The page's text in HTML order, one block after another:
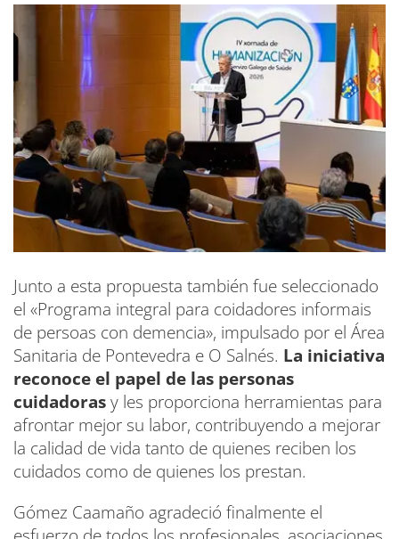
Junto a esta propuesta también fue seleccionado
el «Programa integral para coidadores informais
de persoas con demencia», impulsado por el Área
Sanitaria de Pontevedra e O Salnés. La iniciativa
reconoce el papel de las personas
cuidadorasy les proporciona herramientas para
afrontar mejor su labor, contribuyendo a mejorar
la calidad de vida tanto de quienes reciben los
cuidados como de quienes los prestan.
Gómez Caamaño agradeció finalmente el